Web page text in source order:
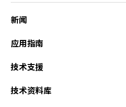
新闻
应用指南
技术支援
技术资料库